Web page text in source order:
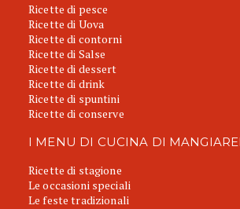
Ricette di pesce
Ricette di Uova
Ricette di contorni
Ricette di Salse
Ricette di dessert
Ricette di drink
Ricette di spuntini
Ricette di conserve
I MENU DI CUCINA DI
Ricette di stagione
Le occasioni speciali
Le feste tradizionali